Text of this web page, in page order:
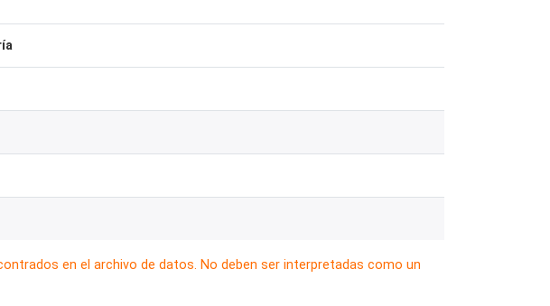
en el archivo de datos. No deben ser interpretadas como un